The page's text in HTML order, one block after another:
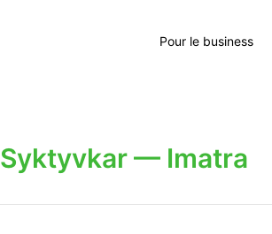
Pour le business
Syktyvkar — Imatra